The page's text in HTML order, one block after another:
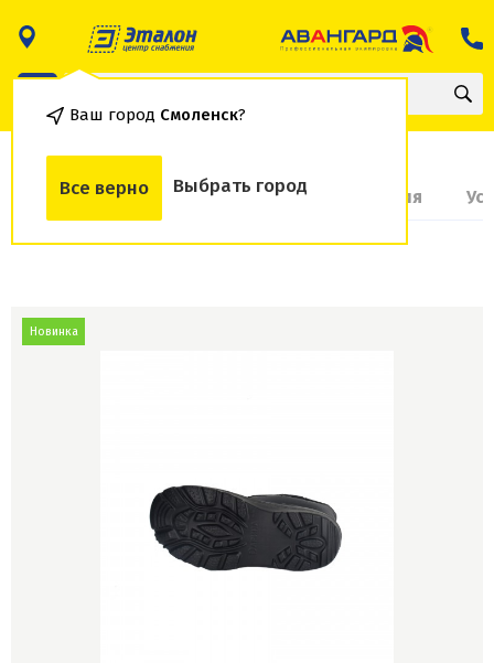
Ваш город Смоленск?
Все верно Выбрать город
О товаре Доставка и оплата Гарантия
Новинка